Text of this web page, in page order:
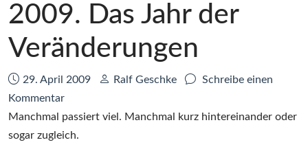
2009. Das Jahr der
Veränderungen
Datum:
29. April 2009 Autor:
Ralf Geschke
Schreibe einen
Kommentarzu
2009.
Das
Manchmal passiert viel. Manchmal kurz hintereinander oder
sogar zugleich.